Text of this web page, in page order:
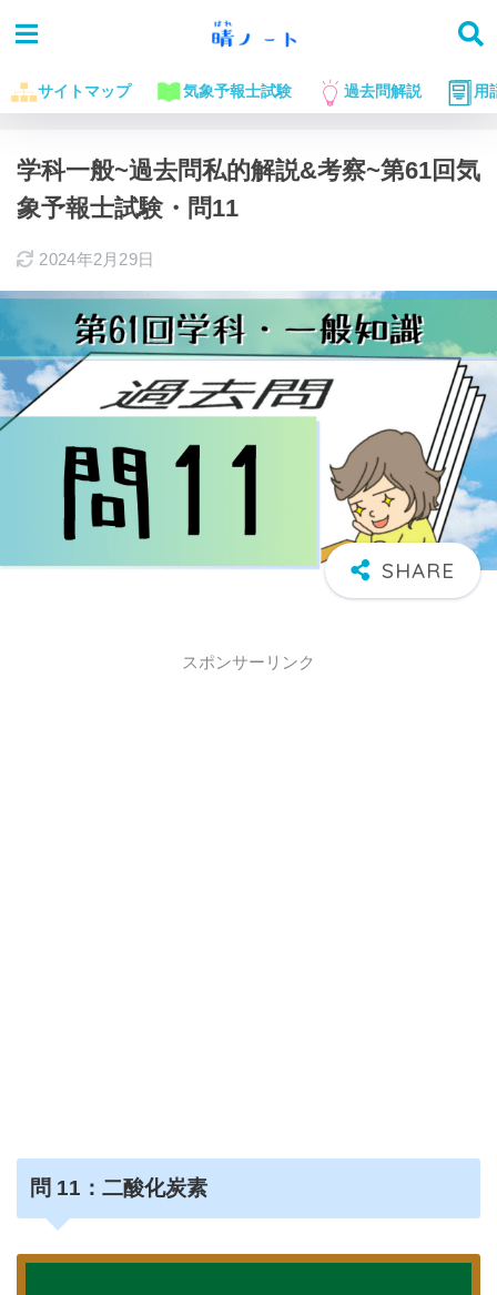
サイトマップ 気象予報士試験 過去問解説 用
ホーム 気象予報士試験に役立つお話 過去問解説
学科一般~過去問私的解説&考察~第61回気
象予報士試験・問11
2024年2月29日
スポンサーリンク
問 11：二酸化炭素